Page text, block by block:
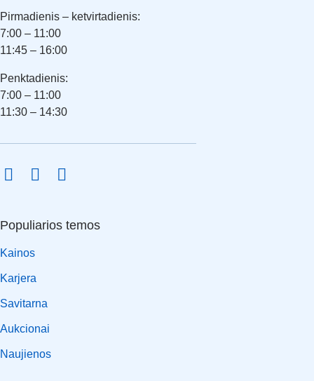
Pirmadienis – ketvirtadienis:
7:00 – 11:00
11:45 – 16:00
Penktadienis:
7:00 – 11:00
11:30 – 14:30
Populiarios temos
Kainos
Karjera
Savitarna
Aukcionai
Naujienos